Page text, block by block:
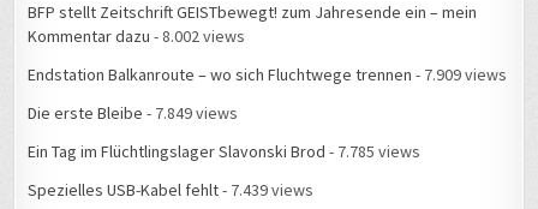
BFP stellt Zeitschrift GEISTbewegt! zum Jahresende ein – mein
Kommentar dazu - 8.002 views
Endstation Balkanroute – wo sich Fluchtwege trennen - 7.909 views
Die erste Bleibe - 7.849 views
Ein Tag im Flüchtlingslager Slavonski Brod - 7.785 views
Spezielles USB-Kabel fehlt- 7.439 views